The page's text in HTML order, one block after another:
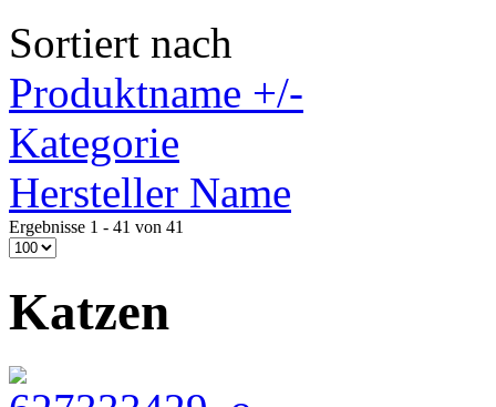
Sortiert nach
Produktname +/-
Kategorie
Hersteller Name
Ergebnisse 1 - 41 von 41
Katzen